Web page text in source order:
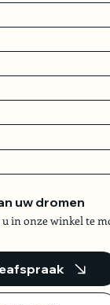
uw dromen
in onze winkel te